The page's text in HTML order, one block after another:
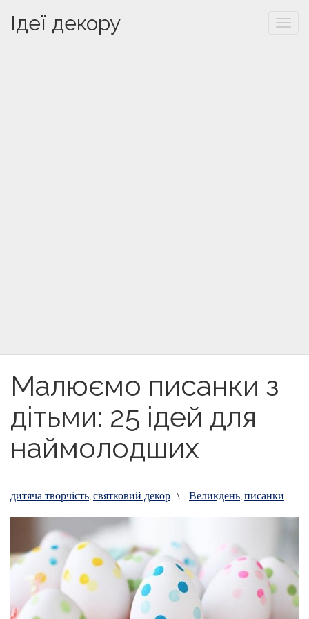
Ідеї декору
Малюємо писанки з
дітьми: 25 ідей для
наймолодших
дитяча творчість,святковий декор \ Великдень,писанки